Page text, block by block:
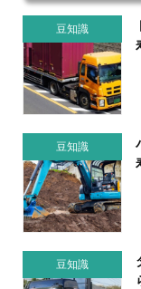
豆知識
豆知識
豆知識